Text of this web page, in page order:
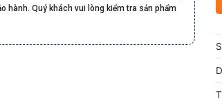
hành. Quý khách vui lòng kiểm tra sản phẩm